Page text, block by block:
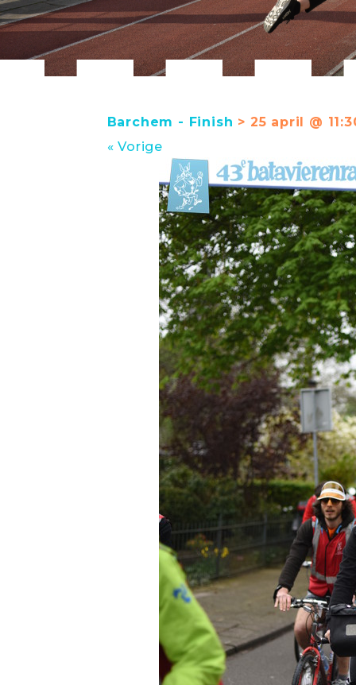
Barchem - Finish > 25 april @
« Vorige